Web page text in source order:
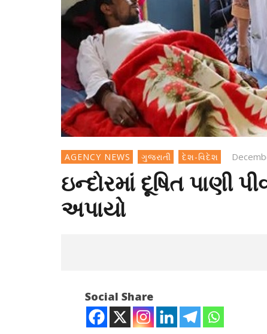
AGENCY NEWS ગુજરાતી દેશ-વિદેશ
ઇન્દોરમાં દૂષિત પાણી
અપાયો
Social Share